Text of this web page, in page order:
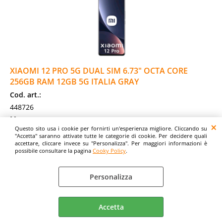
Questo sito usa i cookie per fornirti un'esperienza migliore. Cliccando su
"Accetta" saranno attivate tutte le categorie di cookie. Per decidere quali
accettare, cliccare invece su "Personalizza". Per maggiori informazioni è
possibile consultare la pagina Cooky Policy.
Personalizza
Accetta
XIAOMI 12 PRO 5G DUAL SIM 6.73" OCTA CORE
256GB RAM 12GB 5G ITALIA GRAY
Cod. art.:
448726
Marca:
XIAOMI
Pollici:
6.73"